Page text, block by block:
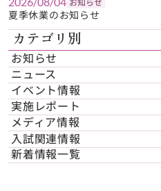
夏季休業のお知らせ
カテゴリ別
お知らせ
ニュース
イベント情報
実施レポート
メディア情報
入試関連情報
新着情報一覧